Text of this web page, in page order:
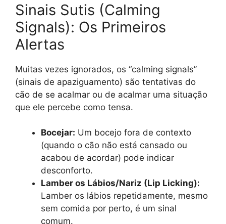
Sinais Sutis (Calming
Signals): Os Primeiros
Alertas
Muitas vezes ignorados, os “calming signals”
(sinais de apaziguamento) são tentativas do
cão de se acalmar ou de acalmar uma situação
que ele percebe como tensa.
Bocejar: Um bocejo fora de contexto
(quando o cão não está cansado ou
acabou de acordar) pode indicar
desconforto.
Lamber os Lábios/Nariz (Lip Licking):
Lamber os lábios repetidamente, mesmo
sem comida por perto, é um sinal
comum.